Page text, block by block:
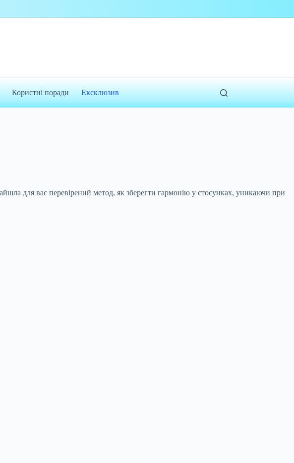
Користні поради Ексклюзив
для вас перевірений метод, як зберегти гармонію у стосунках, уникаючи при